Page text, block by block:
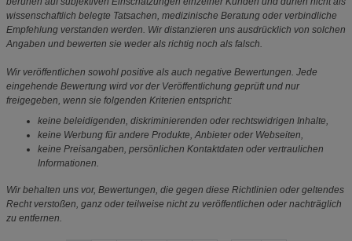
wissenschaftlich belegte Tatsachen, medizinische Beratung oder verbindliche
Empfehlung verstanden werden. Wir distanzieren uns ausdrücklich von solchen
Angaben und bewerten sie weder als richtig noch als falsch.
Wir veröffentlichen sowohl positive als auch negative Bewertungen. Jede
eingehende Bewertung wird vor der Veröffentlichung geprüft und nur
freigegeben, wenn sie folgenden Kriterien entspricht:
keine beleidigenden, diskriminierenden oder rechtswidrigen Inhalte,
keine Werbung für andere Produkte, Anbieter oder Webseiten,
keine Preisangaben, persönlichen Kontaktdaten oder vertraulichen
Informationen.
Wir behalten uns vor, Bewertungen, die gegen diese Richtlinien oder geltendes
Recht verstoßen, ganz oder teilweise nicht zu veröffentlichen oder nachträglich
zu entfernen.